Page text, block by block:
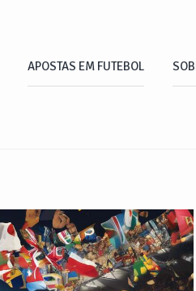
APOSTAS EM FUTEBOL